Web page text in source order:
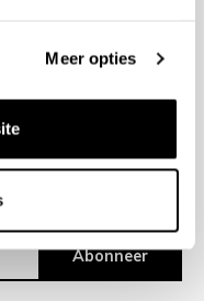
Meer opties
Abonneer